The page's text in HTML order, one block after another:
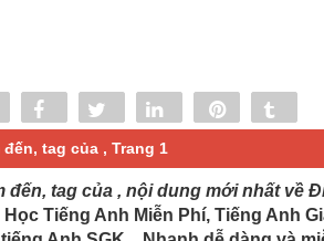
Share Share Tweet Share
đến, tag của , Trang 1
đến, tag của , nội dung mới nhất về
Học Tiếng Anh Miễn Phí, Tiếng Anh